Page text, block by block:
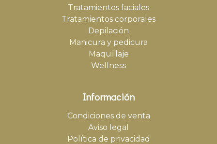
Tratamientos faciales
Tratamientos corporales
Depilación
Manicura y pedicura
Maquillaje
Wellness
Información
Condiciones de venta
Aviso legal
Política de privacidad